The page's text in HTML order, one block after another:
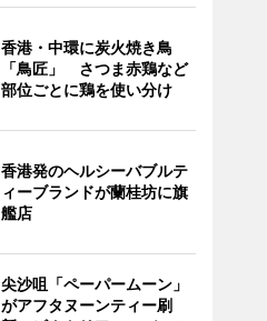
香港・中環に炭火焼き鳥
「鳥匠」 さつま赤鶏など
部位ごとに鶏を使い分け
香港発のヘルシーバブルテ
ィーブランドが蘭桂坊に旗
艦店
尖沙咀「ペーパームーン」
がアフタヌーンティー刷